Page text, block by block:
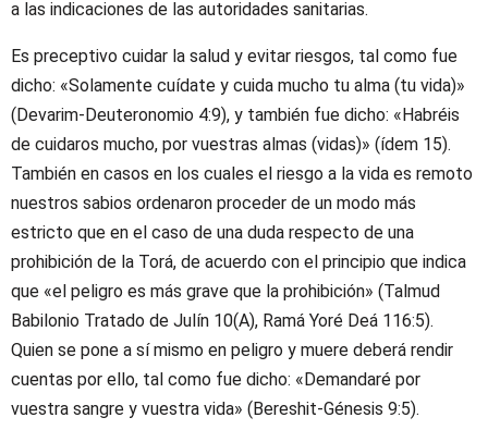
a las indicaciones de las autoridades sanitarias.
Es preceptivo cuidar la salud y evitar riesgos, tal como fue
dicho: «Solamente cuídate y cuida mucho tu alma (tu vida)»
(Devarim-Deuteronomio 4:9), y también fue dicho: «Habréis
de cuidaros mucho, por vuestras almas (vidas)» (ídem 15).
También en casos en los cuales el riesgo a la vida es remoto
nuestros sabios ordenaron proceder de un modo más
estricto que en el caso de una duda respecto de una
prohibición de la Torá, de acuerdo con el principio que indica
que «el peligro es más grave que la prohibición» (Talmud
Babilonio Tratado de Julín 10(A), Ramá Yoré Deá 116:5).
Quien se pone a sí mismo en peligro y muere deberá rendir
cuentas por ello, tal como fue dicho: «Demandaré por
vuestra sangre y vuestra vida» (Bereshit-Génesis 9:5).